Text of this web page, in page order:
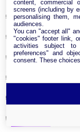
Module CPL
Point d’accès Internet Wi-Fi
Répéteur Wifi
content, commercial
screens (including by
personalising them,
audiences.
You can "accept all"
"cookies" footer link,
activities subject
preferences" and
consent. These